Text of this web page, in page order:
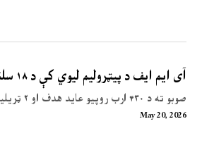
آی ایم ایف د پیټرولیم لیوي کې د ۱۸ سلنې زیاتوالي او نوو مالیو سپارښتنه کړې
صوبو ته د ۴۳۰ ارب روپیو عاید هدف او ۲ ټریلیون سرپلس غوښتنه شوې
May 20, 2026